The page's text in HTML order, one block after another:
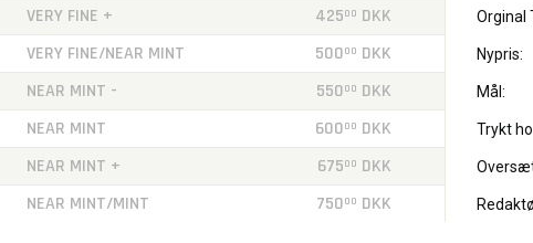
VERY FINE + 42500 DKK
VERY FINE/NEAR MINT 50000 DKK
NEAR MINT - 55000 DKK
NEAR MINT 60000 DKK
NEAR MINT + 67500 DKK
NEAR MINT/MINT 75000 DKK
Orginal
Nypris:
Mål:
Trykt